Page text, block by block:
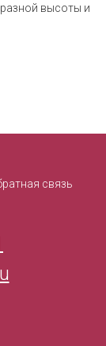
высоты и
связь